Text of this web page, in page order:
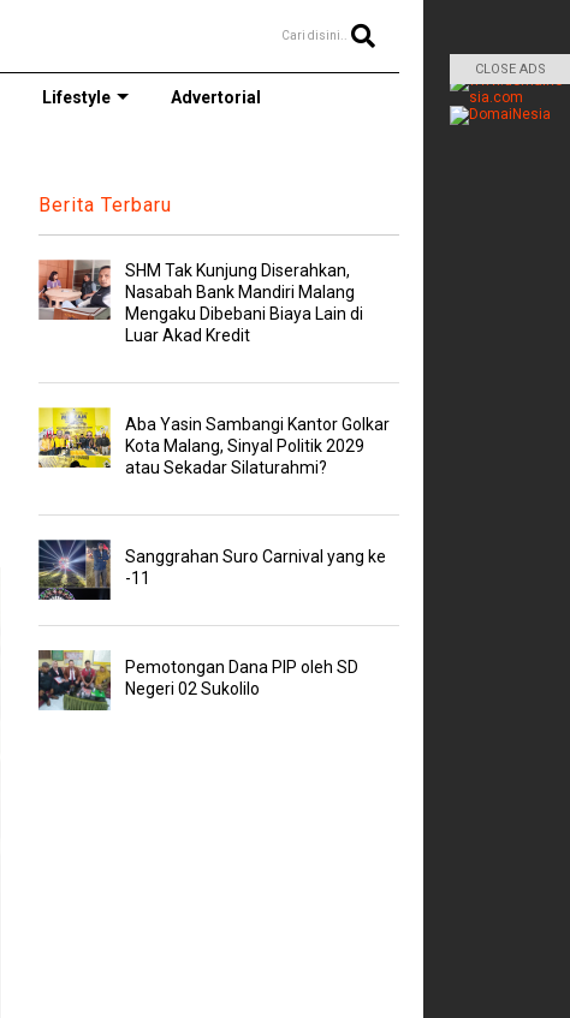
Cari disini..
Lifestyle Advertorial
Berita Terbaru
SHM Tak Kunjung Diserahkan,
Nasabah Bank Mandiri Malang
Mengaku Dibebani Biaya Lain di
Luar Akad Kredit
Aba Yasin Sambangi Kantor Golkar
Kota Malang, Sinyal Politik 2029
atau Sekadar Silaturahmi?
Sanggrahan Suro Carnival yang ke
-11
Pemotongan Dana PIP oleh SD
Negeri 02 Sukolilo
CLOSE ADS